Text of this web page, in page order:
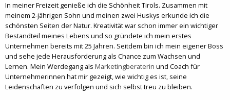
In meiner Freizeit genieße ich die Schönheit Tirols. Zusammen mit
meinem 2-jährigen Sohn und meinen zwei Huskys erkunde ich die
schönsten Seiten der Natur. Kreativität war schon immer ein wichtiger
Bestandteil meines Lebens und so gründete ich mein erstes
Unternehmen bereits mit 25 Jahren. Seitdem bin ich mein eigener Boss
und sehe jede Herausforderung als Chance zum Wachsen und
Lernen. Mein Werdegang als Marketingberaterin und Coach für
Unternehmerinnen hat mir gezeigt, wie wichtig es ist, seine
Leidenschaften zu verfolgen und sich selbst treu zu bleiben.